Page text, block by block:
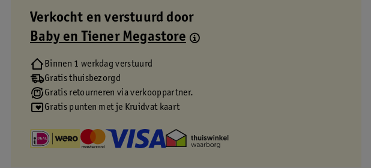
Verkocht en verstuurd door
Baby en Tiener Megastore
Binnen 1 werkdag verstuurd
Gratis thuisbezorgd
Gratis retourneren via verkooppartner.
Gratis punten met je Kruidvat kaart